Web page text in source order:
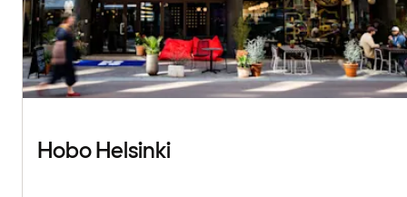
Hobo Helsinki